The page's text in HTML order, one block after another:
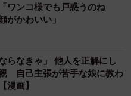
ワンコ様でも戸惑うのね
がかわいい」
らなきゃ」 他人を正解にし
自己主張が苦手な娘に教わ
漫画】